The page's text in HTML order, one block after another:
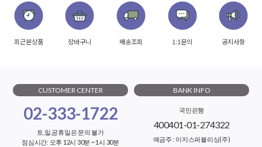
최근본상품 장바구니 배송조회 1:1문의 공지사항
CUSTOMER CENTER
02-333-1722
토,일,공휴일은 문의 불가
점심시간: 오후 12시 30분 ~ 1시 30분
BANK INFO
국민은행
400401-01-274322
예금주 : 이지스퍼블리싱(주)